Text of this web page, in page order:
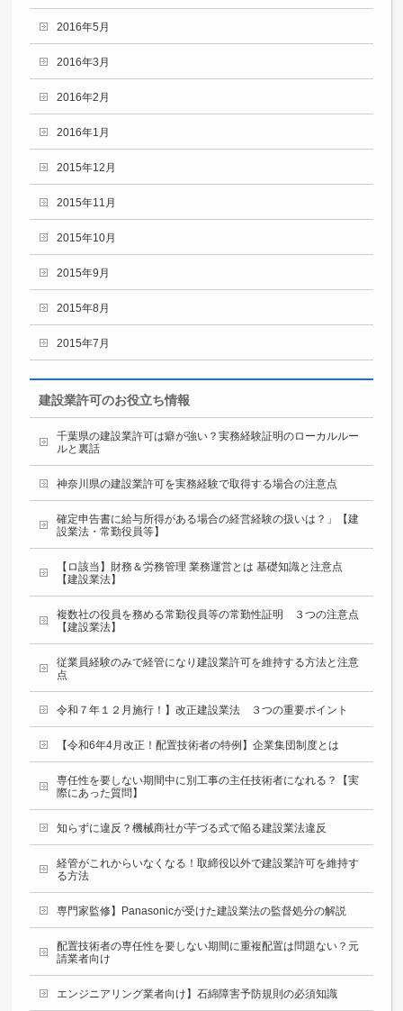
2016年5月
2016年3月
2016年2月
2016年1月
2015年12月
2015年11月
2015年10月
2015年9月
2015年8月
2015年7月
建設業許可のお役立ち情報
千葉県の建設業許可は癖が強い？実務経験証明のローカルルー
ルと裏話
神奈川県の建設業許可を実務経験で取得する場合の注意点
確定申告書に給与所得がある場合の経営経験の扱いは？」【建
設業法・常勤役員等】
【ロ該当】財務＆労務管理 業務運営とは 基礎知識と注意点
【建設業法】
複数社の役員を務める常勤役員等の常勤性証明 ３つの注意点
【建設業法】
従業員経験のみで経管になり建設業許可を維持する方法と注意
点
令和７年１２月施行！】改正建設業法 ３つの重要ポイント
【令和6年4月改正！配置技術者の特例】企業集団制度とは
専任性を要しない期間中に別工事の主任技術者になれる？【実
際にあった質問】
知らずに違反？機械商社が芋づる式で陥る建設業法違反
経管がこれからいなくなる！取締役以外で建設業許可を維持す
る方法
専門家監修】Panasonicが受けた建設業法の監督処分の解説
配置技術者の専任性を要しない期間に重複配置は問題ない？元
請業者向け
エンジニアリング業者向け】石綿障害予防規則の必須知識